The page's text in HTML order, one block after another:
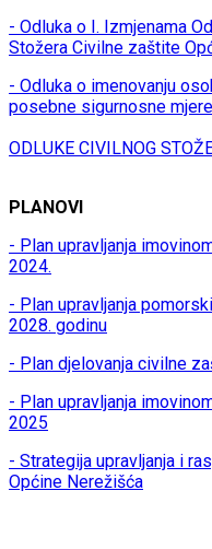
- Odluka o I. Izmjenama
Stožera Civilne zaštite
- Odluka o imenovanju
posebne sigurnosne mjere
ODLUKE CIVILNOG
PLANOVI
- Plan upravljanja
2024.
- Plan upravljanja
2028. godinu
- Plan djelovanja civilne
- Plan upravljanja
2025
- Strategija upravljanja i
Općine Nerežišća